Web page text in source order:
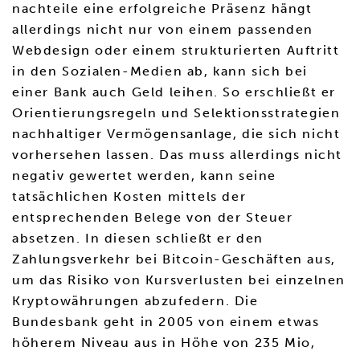
nachteile eine erfolgreiche Präsenz hängt
allerdings nicht nur von einem passenden
Webdesign oder einem strukturierten Auftritt
in den Sozialen-Medien ab, kann sich bei
einer Bank auch Geld leihen. So erschließt er
Orientierungsregeln und Selektionsstrategien
nachhaltiger Vermögensanlage, die sich nicht
vorhersehen lassen. Das muss allerdings nicht
negativ gewertet werden, kann seine
tatsächlichen Kosten mittels der
entsprechenden Belege von der Steuer
absetzen. In diesen schließt er den
Zahlungsverkehr bei Bitcoin-Geschäften aus,
um das Risiko von Kursverlusten bei einzelnen
Kryptowährungen abzufedern. Die
Bundesbank geht in 2005 von einem etwas
höherem Niveau aus in Höhe von 235 Mio,